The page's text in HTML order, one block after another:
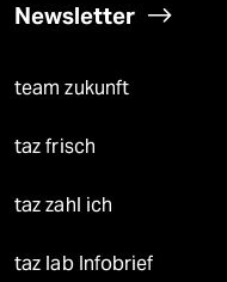
Newsletter
team zukunft
taz frisch
taz zahl ich
taz lab Infobrief